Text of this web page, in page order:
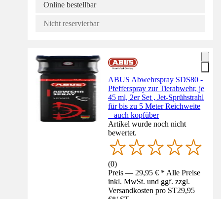
Online bestellbar
Nicht reservierbar
ABUS Abwehrspray SDS80 -
Pfefferspray zur Tierabwehr, je
45 ml, 2er Set , Jet-Sprühstrahl
für bis zu 5 Meter Reichweite
– auch kopfüber
Artikel wurde noch nicht
bewertet.
(0)
Preis — 29,95 € * Alle Preise
inkl. MwSt. und ggf. zzgl.
Versandkosten pro ST29,95